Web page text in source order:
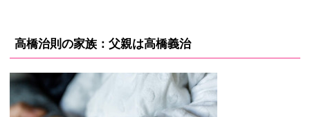
高橋治則の家族：父親は高橋義治